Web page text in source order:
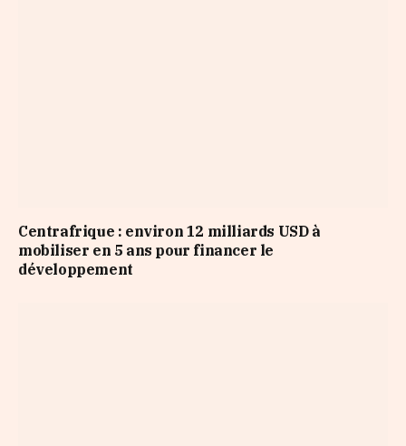
Centrafrique : environ 12 milliards USD à
mobiliser en 5 ans pour financer le
développement